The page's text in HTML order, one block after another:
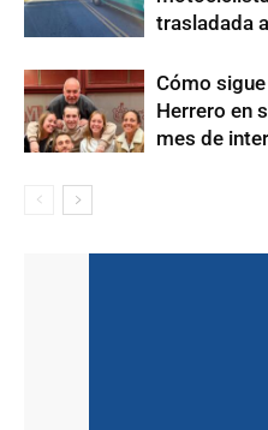
trasladada
Cómo
Herrero en
mes de